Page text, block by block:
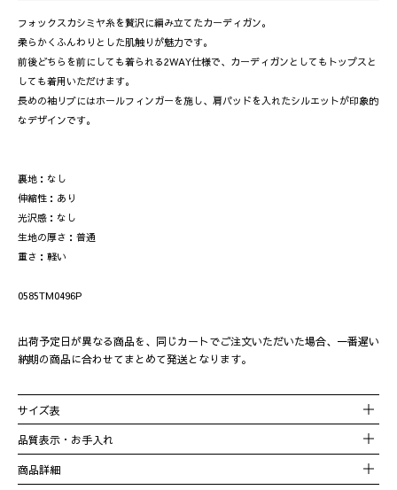
フォックスカシミヤ糸を贅沢に編み立てたカーディガン。
柔らかくふんわりとした肌触りが魅力です。
前後どちらを前にしても着られる2WAY仕様で、カーディガンとしてもトップスと
しても着用いただけます。
長めの袖リブにはホールフィンガーを施し、肩パッドを入れたシルエットが印象的
なデザインです。
裏地：なし
伸縮性：あり
光沢感：なし
生地の厚さ：普通
重さ：軽い
0585TM0496P
出荷予定日が異なる商品を、同じカートでご注文いただいた場合、一番遅い
納期の商品に合わせてまとめて発送となります。
サイズ表
サイズ 着丈
FREE
品質表示・お手入れ
品番
0585TM0496P
混率
フォックス90%
商品詳細